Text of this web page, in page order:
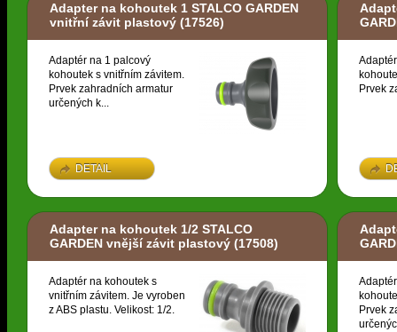
Adapter na kohoutek 1 STALCO GARDEN
vnitřní závit plastový (17526)
Adaptér na 1 palcový
kohoutek s vnitřním závitem.
Prvek zahradních armatur
určených k...
DETAIL
Prvek
Adapter na kohoutek 1/2 STALCO
GARDEN vnější závit plastový (17508)
Adaptér na kohoutek s
vnitřním závitem. Je vyroben
z ABS plastu. Velikost: 1/2.
Prvek